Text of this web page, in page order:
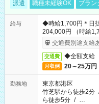
派遣 職種未経験OK ブラン
給与
◆時給1,700円＊日
204,000円 （時給
交通費別途支給
交通費 ◆全額支給
月収例 20～25万円
勤務地
東京都港区
竹芝駅から徒歩2分
ら徒歩5分 / …